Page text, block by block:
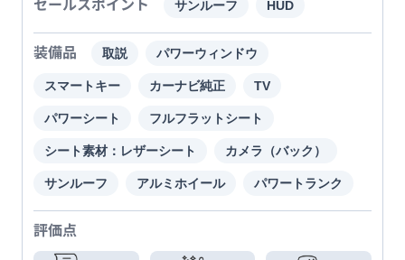
サンルーフ HUD
装備品 取説 パワーウィンドウ
スマートキー カーナビ純正 TV
パワーシート フルフラットシート
シート素材：レザーシート カメラ（バック）
サンルーフ アルミホイール パワートランク
評価点